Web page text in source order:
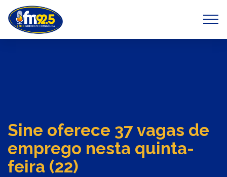
Previous Next
Sine oferece 37 vagas de
emprego nesta quinta-
feira (22)